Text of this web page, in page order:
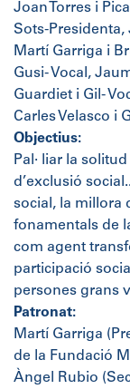
Joan Torres i
Sots-Presidenta,
Martí Garriga i
Gusi- Vocal,
Guardiet i Gil-
Carles Velasco i
Objectius:
Pal· liar la
d’exclusió
social, la millora
fonamentals de
com agent
participació
persones grans
Patronat:
Martí Garriga
de la Fundació
Àngel Rubio